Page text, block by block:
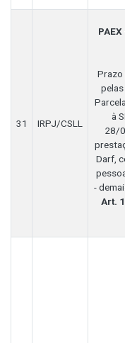
31 IRPJ/CSLL
Prazo
à
28/
Darf,
-
Art.